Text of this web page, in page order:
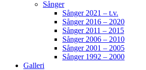
477 3 31
Sånger
Sånger 2021 – t.v.
Sånger 2016 – 2020
Sånger 2011 – 2015
Sånger 2006 – 2010
Sånger 2001 – 2005
Sånger 1992 – 2000
Galleri